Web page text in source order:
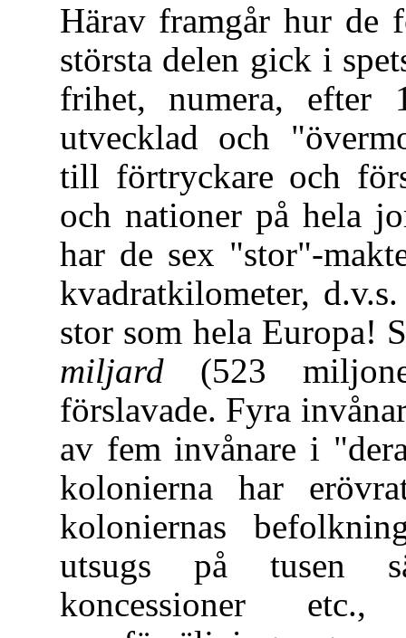
Härav framgår hur de
största delen gick i
frihet, numera, efter
utvecklad och
till förtryckare och
och nationer på hela
har de sex "stor"-
kvadratkilometer,
stor som hela Europa!
miljard(523
förslavade. Fyra
av fem invånare i
kolonierna har
koloniernas
utsugs på tusen
koncessioner